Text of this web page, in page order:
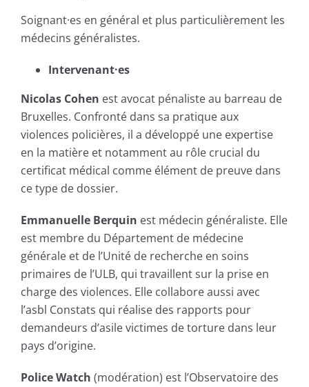
Soignant·es en général et plus particulièrement les
médecins généralistes.
Intervenant·es
Nicolas Cohen est avocat pénaliste au barreau de
Bruxelles. Confronté dans sa pratique aux
violences policières, il a développé une expertise
en la matière et notamment au rôle crucial du
certificat médical comme élément de preuve dans
ce type de dossier.
Emmanuelle Berquin est médecin généraliste. Elle
est membre du Département de médecine
générale et de l’Unité de recherche en soins
primaires de l’ULB, qui travaillent sur la prise en
charge des violences. Elle collabore aussi avec
l’asbl Constats qui réalise des rapports pour
demandeurs d’asile victimes de torture dans leur
pays d’origine.
Police Watch (modération) est l’Observatoire des